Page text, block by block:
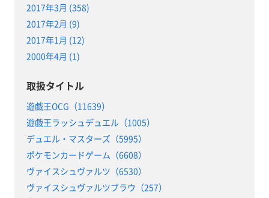
2017年3月 (358)
2017年2月 (9)
2017年1月 (12)
2000年4月 (1)
取扱タイトル
遊戯王OCG（11639）
遊戯王ラッシュデュエル（1005）
デュエル・マスターズ（5995）
ポケモンカードゲーム（6608）
ヴァイスシュヴァルツ（6530）
ヴァイスシュヴァルツブラウ（257）